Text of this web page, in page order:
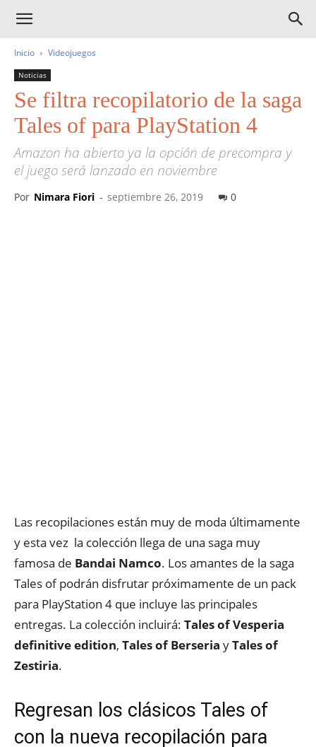
Inicio Videojuegos
Noticias
Se filtra recopilatorio de la saga
Tales of para PlayStation 4
Amazon ha abierto ya la opción de precompra y
el juego será lanzado en noviembre
Por Nimara Fiori - septiembre 26, 2019 0
Las recopilaciones están muy de moda últimamente
y esta vez la colección llega de una saga muy
famosa de Bandai Namco. Los amantes de la saga
Tales of podrán disfrutar próximamente de un pack
para PlayStation 4 que incluye las principales
entregas. La colección incluirá: Tales of Vesperia
definitive edition, Tales of Berseria yTales of
Zestiria.
Regresan los clásicos Tales of
con la nueva recopilación para